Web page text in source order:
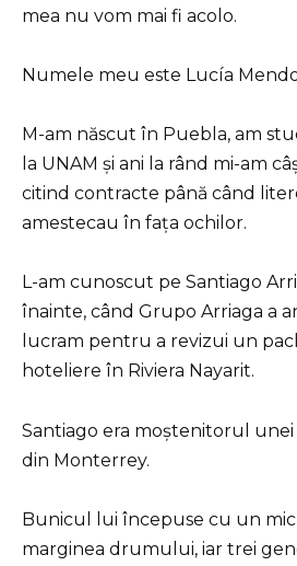
mea nu vom mai fi acolo.
Numele meu este Lucía
M-am născut în Puebla, am
la UNAM și ani la rând mi-am
citind contracte până când
amestecau în fața ochilor.
L-am cunoscut pe Santiago
înainte, când Grupo Arriaga a
lucram pentru a revizui un
hoteliere în Riviera Nayarit.
Santiago era moștenitorul
din Monterrey.
Bunicul lui începuse cu un
marginea drumului, iar trei